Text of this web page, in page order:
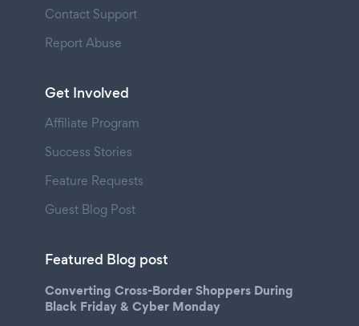
Contact Support
Report Abuse
Get Involved
Affiliate Program
Success Stories
Feature Requests
Guest Blog Post
Featured Blog post
Converting Cross-Border Shoppers During
Black Friday & Cyber Monday